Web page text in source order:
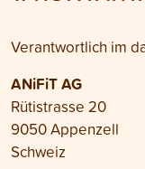
Verantwortlich im
ANiFiT AG
Rütistrasse 20
9050 Appenzell
Schweiz